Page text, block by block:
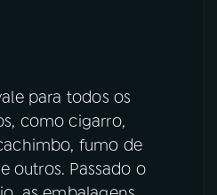
para todos os
como cigarro,
fumo de
outros. Passado o